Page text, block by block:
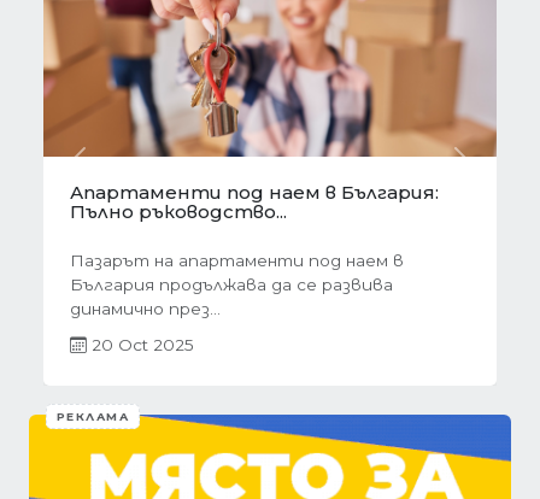
Готови завеси за хол на една ръка
разстояние
Скъпи дами, нека си признаем, че понякога
най-голямото предизвикателство в
обзавеждането...
01 Oct 2025
РЕКЛАМА